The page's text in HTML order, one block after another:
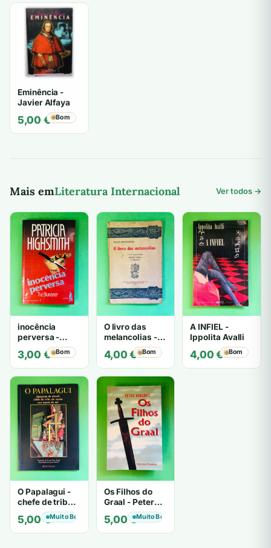
Eminência -
Javier Alfaya
5,00 € Bom
Mais emLiteratura Internacional Ver todos →
inocência
perversa -
PATRICIA
HIGHSMITH
3,00 € Bom
O livro das
melancolias -
Mantegazza
4,00€ Bom
A INFIEL -
Ippolita Avalli
4,00€ Bom
O Papalagui -
chefe de tribo
de tiavéa
5,00€Muito Bom
Os Filhos do
Graal - Peter
Berling
5,00€Muito Bom